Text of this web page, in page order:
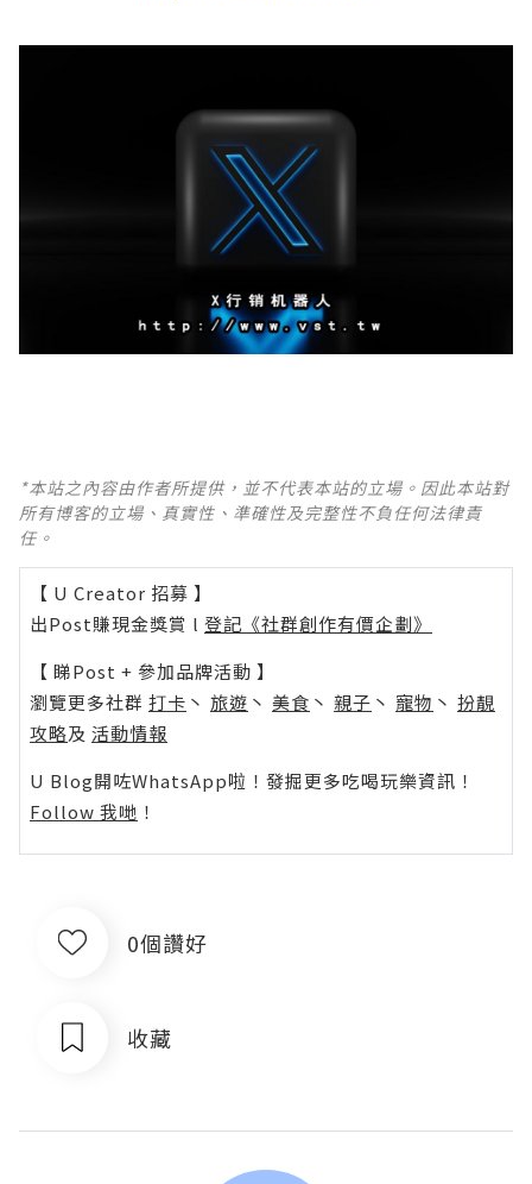
*本站之內容由作者所提供，並不代表本站的立場。因此本站對
所有博客的立場、真實性、準確性及完整性不負任何法律責
任。
【 U Creator 招募 】
出Post賺現金獎賞 l 登記《社群創作有價企劃》
【 睇Post + 參加品牌活動 】
瀏覽更多社群 打卡 丶 旅遊 丶 美食 丶 親子 丶 寵物 丶 扮靚
攻略及 活動情報
U Blog開咗WhatsApp啦！發掘更多吃喝玩樂資訊！
Follow 我哋 ！
0個讚好
收藏